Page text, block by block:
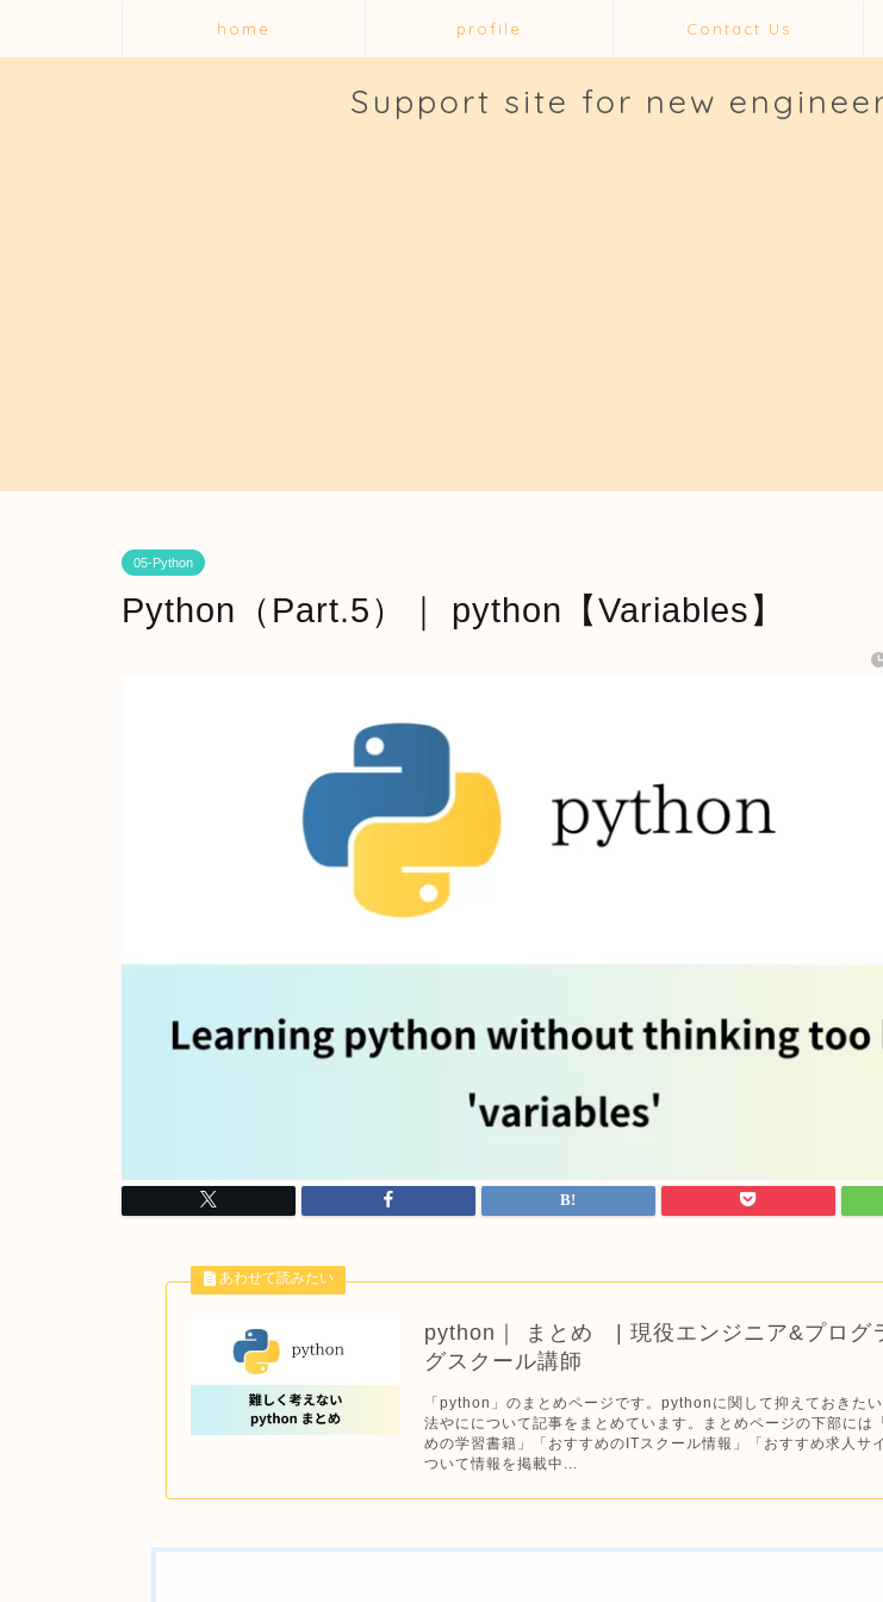
home profile Contact Us
Support site for new
05-Python
Python（Part.5）｜ python【Variables】
python｜ まとめ | 現役エンジニア&プログ
グスクール講師
「python」のまとめページです。pythonに関して抑えておきた
法やにについて記事をまとめています。まとめページの下部には
めの学習書籍」「おすすめのITスクール情報」「おすすめ求人サ
ついて情報を掲載中...